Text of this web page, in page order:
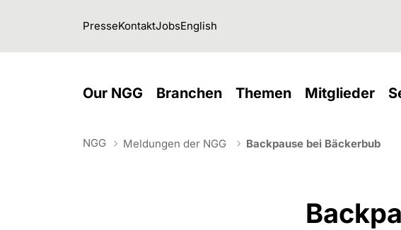
PresseKontaktJobsEnglish
Our NGG (current)
Branchen(current)
Themen(current)
Mitglieder
You are here:
NGG Meldungen der NGG Backpause bei Bäckerbub